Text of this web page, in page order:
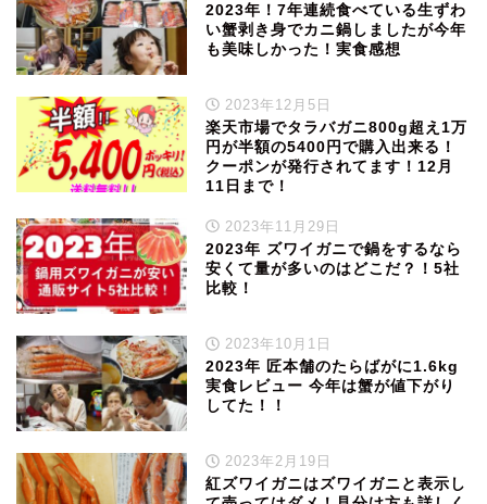
2023年！7年連続食べている生ずわ
い蟹剥き身でカニ鍋しましたが今年
も美味しかった！実食感想
2023年12月5日
楽天市場でタラバガニ800g超え1万
円が半額の5400円で購入出来る！
クーポンが発行されてます！12月
11日まで！
2023年11月29日
2023年 ズワイガニで鍋をするなら
安くて量が多いのはどこだ？！5社
比較！
2023年10月1日
2023年 匠本舗のたらばがに1.6kg
実食レビュー 今年は蟹が値下がり
してた！！
2023年2月19日
紅ズワイガニはズワイガニと表示し